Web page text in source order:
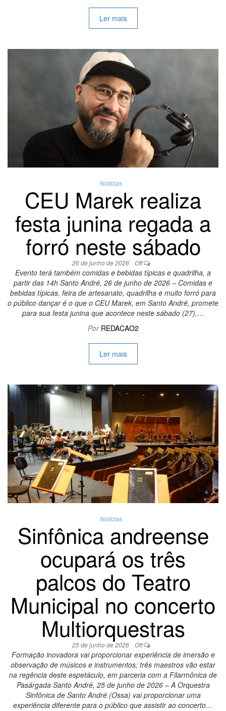
Ler mais
Notícias
CEU Marek realiza
festa junina regada a
forró neste sábado
26 de junho de 2026 Off
Evento terá também comidas e bebidas típicas e quadrilha, a
partir das 14h Santo André, 26 de junho de 2026 – Comidas e
bebidas típicas, feira de artesanato, quadrilha e muito forró para
o público dançar é o que o CEU Marek, em Santo André, promete
para sua festa junina que acontece neste sábado (27),…
Por REDACAO2
Ler mais
Notícias
Sinfônica andreense
ocupará os três
palcos do Teatro
Municipal no concerto
Multiorquestras
25 de junho de 2026 Off
Formação inovadora vai proporcionar experiência de imersão e
observação de músicos e instrumentos; três maestros vão estar
na regência deste espetáculo, em parceria com a Filarmônica de
Pasárgada Santo André, 25 de junho de 2026 – A Orquestra
Sinfônica de Santo André (Ossa) vai proporcionar uma
experiência diferente para o público que assistir ao concerto…